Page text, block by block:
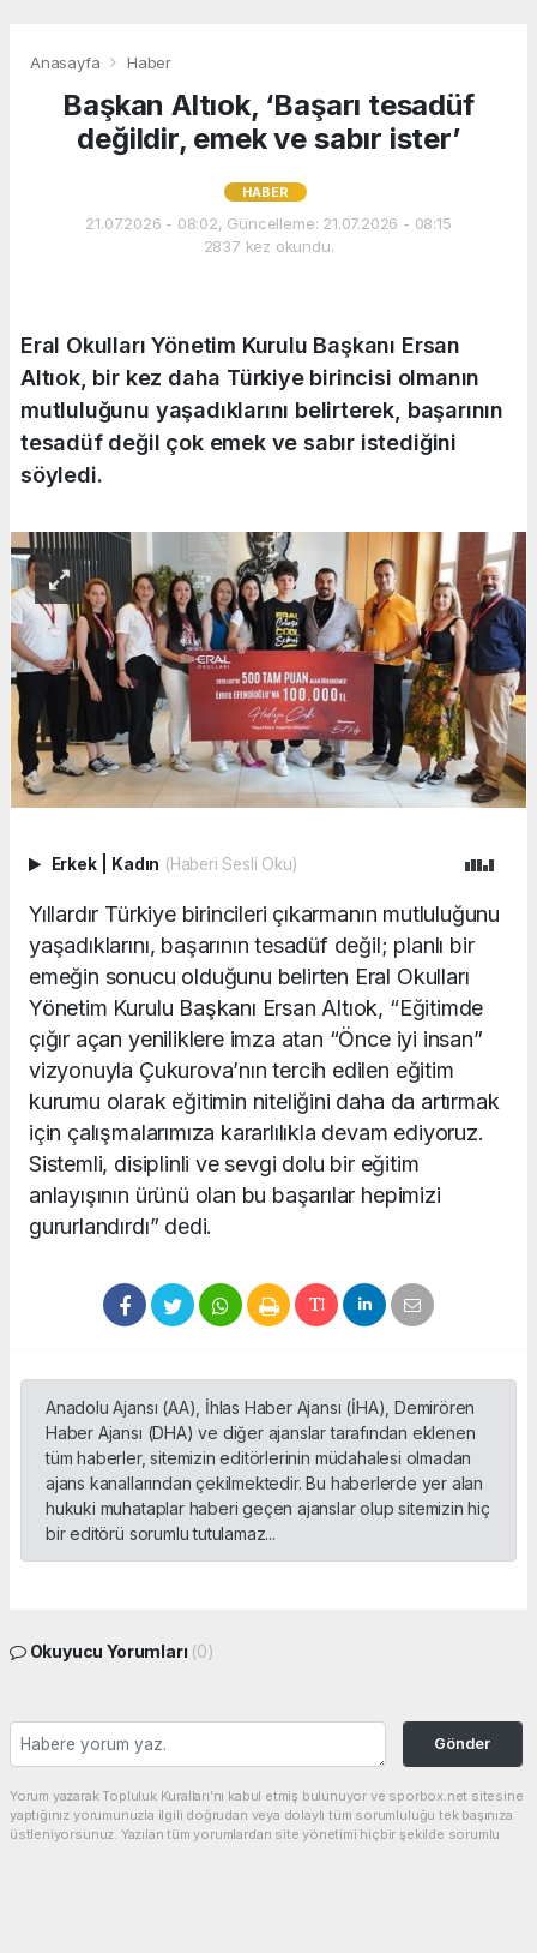
Anasayfa Haber
Başkan Altıok, ‘Başarı tesadüf
değildir, emek ve sabır ister’
HABER
21.07.2026 - 08:02, Güncelleme: 21.07.2026 - 08:15
2837 kez okundu.
Eral Okulları Yönetim Kurulu Başkanı Ersan
Altıok, bir kez daha Türkiye birincisi olmanın
mutluluğunu yaşadıklarını belirterek, başarının
tesadüf değil çok emek ve sabır istediğini
söyledi.
Erkek Kadın (Haberi Sesli Oku)
Yıllardır Türkiye birincileri çıkarmanın mutluluğunu
yaşadıklarını, başarının tesadüf değil; planlı bir
emeğin sonucu olduğunu belirten Eral Okulları
Yönetim Kurulu Başkanı Ersan Altıok, “Eğitimde
çığır açan yeniliklere imza atan “Önce iyi insan”
vizyonuyla Çukurova’nın tercih edilen eğitim
kurumu olarak eğitimin niteliğini daha da artırmak
için çalışmalarımıza kararlılıkla devam ediyoruz.
Sistemli, disiplinli ve sevgi dolu bir eğitim
anlayışının ürünü olan bu başarılar hepimizi
gururlandırdı” dedi.
Anadolu Ajansı (AA), İhlas Haber Ajansı (İHA), Demirören
Haber Ajansı (DHA) ve diğer ajanslar tarafından eklenen
tüm haberler, sitemizin editörlerinin müdahalesi olmadan
ajans kanallarından çekilmektedir. Bu haberlerde yer alan
hukuki muhataplar haberi geçen ajanslar olup sitemizin hiç
bir editörü sorumlu tutulamaz...
Okuyucu Yorumları (0)
Gönder
Yorum yazarak Topluluk Kuralları’nı kabul etmiş bulunuyor ve sporbox.net sitesine
yaptığınız yorumunuzla ilgili doğrudan veya dolaylı tüm sorumluluğu tek başınıza
üstleniyorsunuz. Yazılan tüm yorumlardan site yönetimi hiçbir şekilde sorumlu